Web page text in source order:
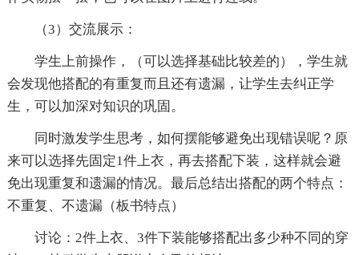
（3）交流展示：
学生上前操作，（可以选择基础比较差的），学生就
会发现他搭配的有重复而且还有遗漏，让学生去纠正学
生，可以加深对知识的巩固。
同时激发学生思考，如何摆能够避免出现错误呢？原
来可以选择先固定1件上衣，再去搭配下装，这样就会避
免出现重复和遗漏的情况。最后总结出搭配的两个特点：
不重复、不遗漏（板书特点）
讨论：2件上衣、3件下装能够搭配出多少种不同的穿